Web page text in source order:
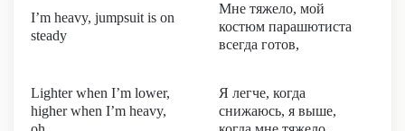
I’m heavy, jumpsuit is on
steady
Мне тяжело, мой
костюм парашютиста
всегда готов,
Lighter when I’m lower,
higher when I’m heavy,
Я легче, когда
снижаюсь, я выше,